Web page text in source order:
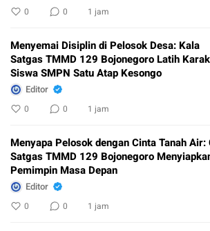
0 0 1 jam
Menyemai Disiplin di Pelosok Desa: Kala
Satgas TMMD 129 Bojonegoro Latih
Siswa SMPN Satu Atap Kesongo
Editor
0 0 1 jam
Menyapa Pelosok dengan Cinta Tanah Air:
Satgas TMMD 129 Bojonegoro
Pemimpin Masa Depan
Editor
0 0 1 jam